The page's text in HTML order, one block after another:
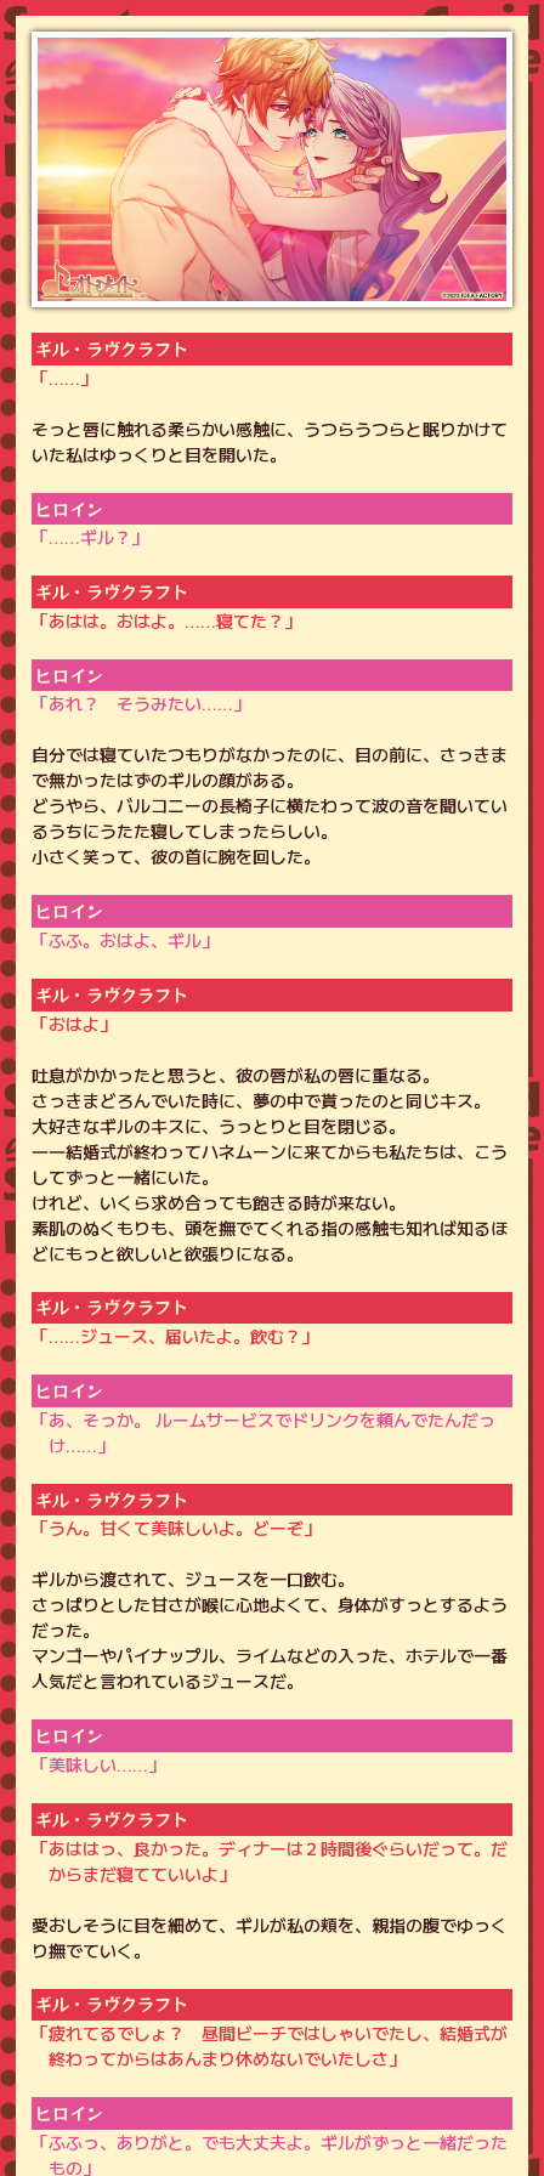
ギル・ラヴクラフト
「……」
そっと唇に触れる柔らかい感触に、うつらうつらと眠りかけて
いた私はゆっくりと目を開いた。
ヒロイン
「……ギル？」
ギル・ラヴクラフト
「あはは。おはよ。……寝てた？」
ヒロイン
「あれ？ そうみたい……」
自分では寝ていたつもりがなかったのに、目の前に、さっきま
で無かったはずのギルの顔がある。
どうやら、バルコニーの長椅子に横たわって波の音を聞いてい
るうちにうたた寝してしまったらしい。
小さく笑って、彼の首に腕を回した。
ヒロイン
「ふふ。おはよ、ギル」
ギル・ラヴクラフト
「おはよ」
吐息がかかったと思うと、彼の唇が私の唇に重なる。
さっきまどろんでいた時に、夢の中で貰ったのと同じキス。
大好きなギルのキスに、うっとりと目を閉じる。
――結婚式が終わってハネムーンに来てからも私たちは、こう
してずっと一緒にいた。
けれど、いくら求め合っても飽きる時が来ない。
素肌のぬくもりも、頭を撫でてくれる指の感触も知れば知るほ
どにもっと欲しいと欲張りになる。
ギル・ラヴクラフト
「……ジュース、届いたよ。飲む？」
ヒロイン
「あ、そっか。 ルームサービスでドリンクを頼んでたんだっ
け……」
ギル・ラヴクラフト
「うん。甘くて美味しいよ。どーぞ」
ギルから渡されて、ジュースを一口飲む。
さっぱりとした甘さが喉に心地よくて、身体がすっとするよう
だった。
マンゴーやパイナップル、ライムなどの入った、ホテルで一番
人気だと言われているジュースだ。
ヒロイン
「美味しい……」
ギル・ラヴクラフト
「あははっ、良かった。ディナーは２時間後ぐらいだって。だ
からまだ寝てていいよ」
愛おしそうに目を細めて、ギルが私の頬を、親指の腹でゆっく
り撫でていく。
ギル・ラヴクラフト
「疲れてるでしょ？ 昼間ビーチではしゃいでたし、結婚式が
終わってからはあんまり休めないでいたしさ」
ヒロイン
「ふふっ、ありがと。でも大丈夫よ。ギルがずっと一緒だった
もの」